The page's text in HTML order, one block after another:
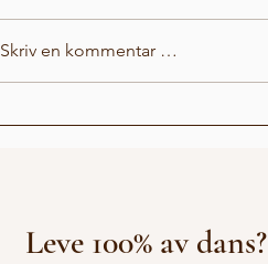
Skriv en kommentar …
Leve 100% av dans?